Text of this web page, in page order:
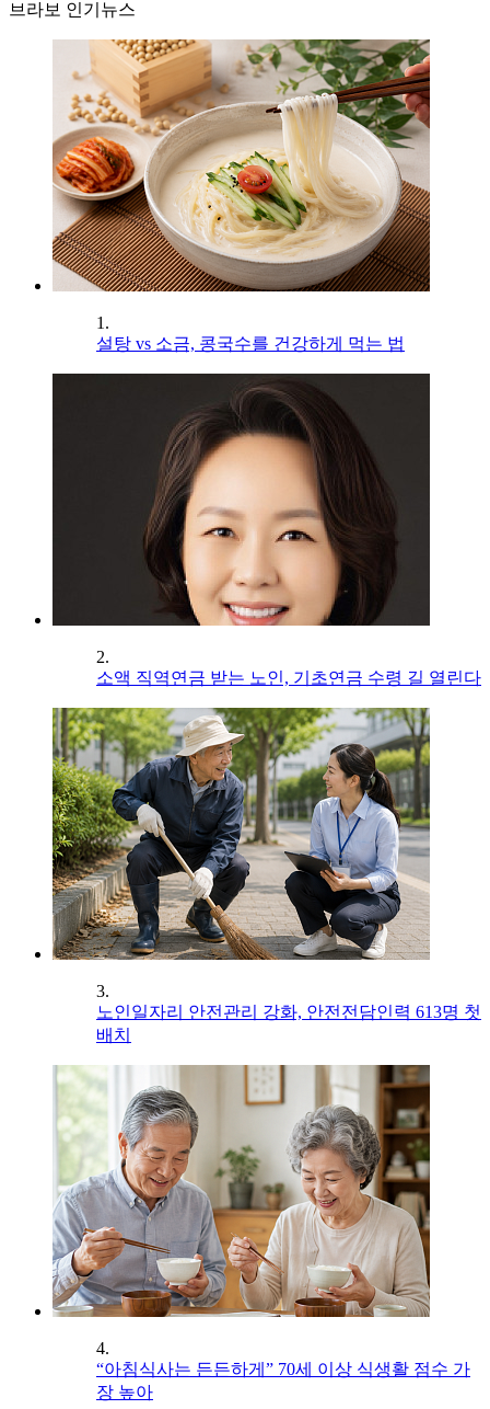
브라보 인기뉴스
1.
설탕 vs 소금, 콩국수를 건강하게 먹는 법
2.
소액 직역연금 받는 노인, 기초연금 수령 길 열린다
3.
노인일자리 안전관리 강화, 안전전담인력 613명 첫
배치
4.
“아침식사는 든든하게” 70세 이상 식생활 점수 가
장 높아